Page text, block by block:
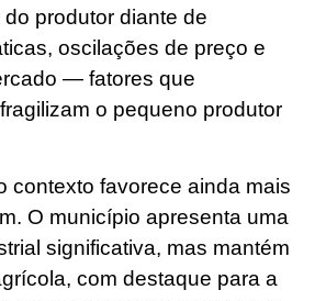
produtor diante de
oscilações de preço e
— fatores que
o pequeno produtor
contexto favorece ainda mais
O município apresenta uma
significativa, mas mantém
com destaque para a